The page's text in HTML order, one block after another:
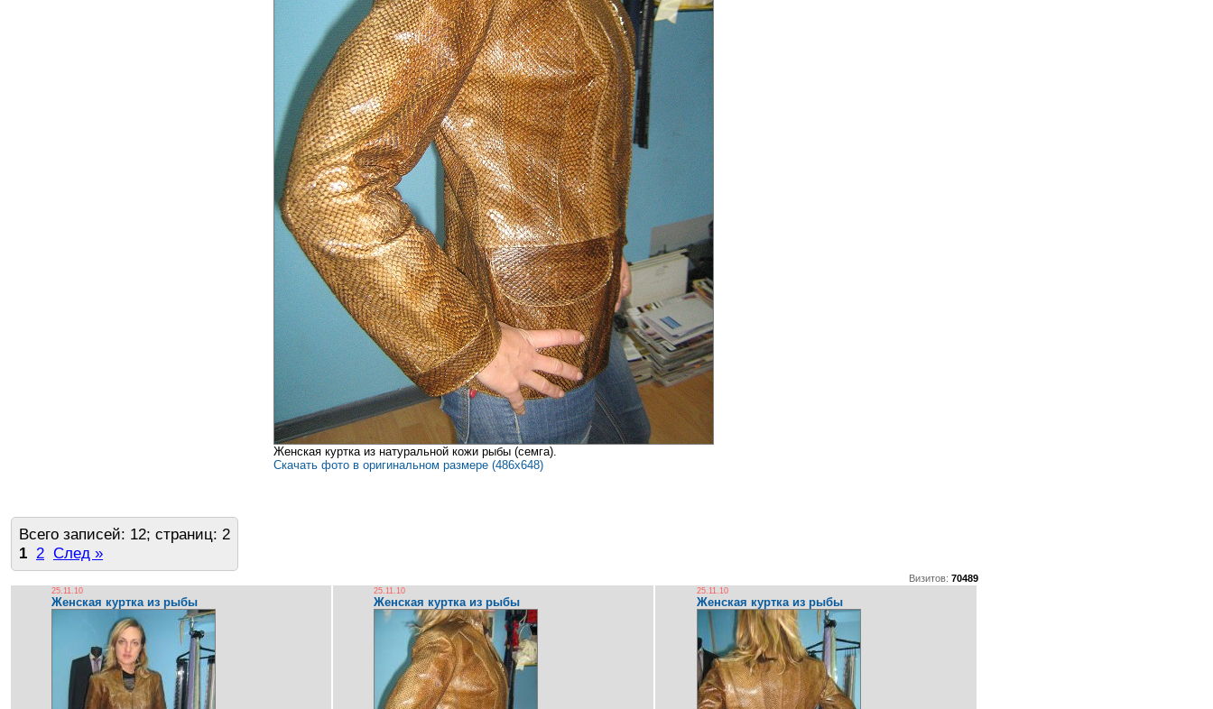
Женская куртка из натуральной кожи рыбы (семга).
Скачать фото в оригинальном размере (486x648)
Всего записей: 12; страниц: 2
1 2 След »
Визитов: 70489
25.11.10
Женская куртка из рыбы
25.11.10
Женская куртка из рыбы
25.11.10
Женская куртка из рыбы